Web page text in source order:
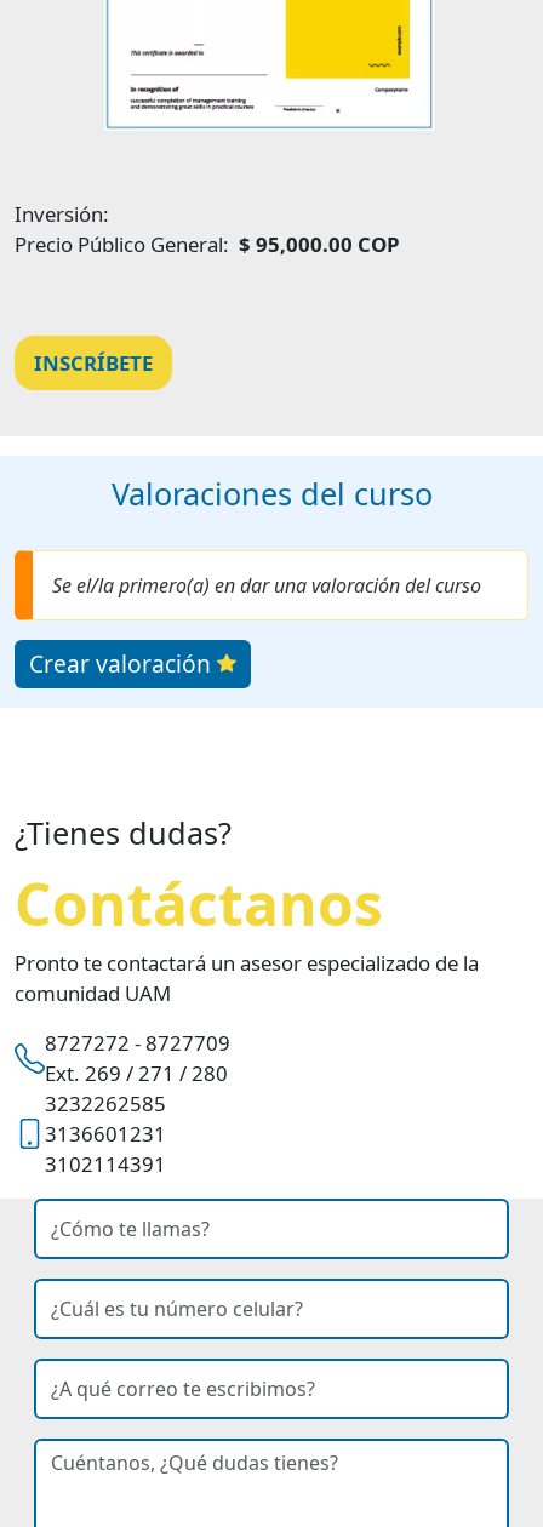
Inversión:
Precio Público General: $ 95,000.00 COP
INSCRÍBETE
Valoraciones del curso
Se el/la primero(a) en dar una valoración del curso
Crear valoración
¿Tienes dudas?
Contáctanos
Pronto te contactará un asesor especializado de la
comunidad UAM
8727272 - 8727709
Ext. 269 / 271 / 280
3232262585
3136601231
3102114391
nombre
Ingresa tu nombre
celular
Ingresa tu número de celular
correo
Ingresa tu correo electrónico
curso de interés
dudas